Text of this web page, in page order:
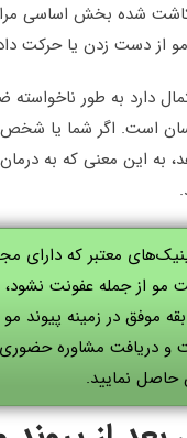
شده بخش اساسی
از دست زدن یا حرکت
دارد به طور
است. اگر شما یا
به این معنی که به
معتبر که
از جمله عفونت نشود،
موفق در زمینه پیوند
دریافت مشاوره